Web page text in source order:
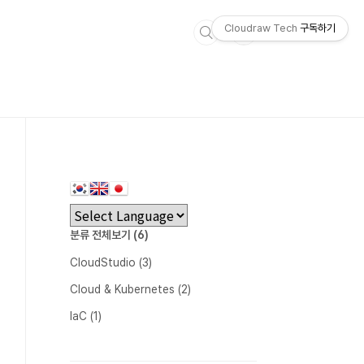
분류 전체보기 (6)
CloudStudio (3)
Cloud & Kubernetes (2)
IaC (1)
Cloudraw Tech 구독하기